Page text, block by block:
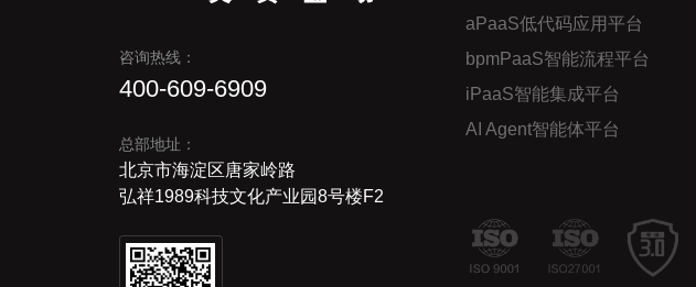
咨询热线：
400-609-6909
总部地址：
北京市海淀区唐家岭路
弘祥1989科技文化产业园8号楼F2
aPaaS低代码应用平台
bpmPaaS智能流程平台
iPaaS智能集成平台
AI Agent智能体平台